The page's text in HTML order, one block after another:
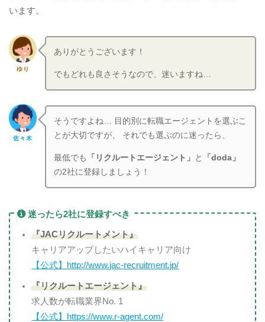
います。
ゆり
ありがとうございます！
でもどれも良さそうなので、迷いますね…
佐々木
そうですよね… 目的別に転職エージェントを選ぶこ
とが大切ですが、 それでも選ぶのに迷ったら、
最低でも 「リクルートエージェント」 と
「doda」
の2社に登録しましょう！
迷ったら2社に登録すべき
『JACリクルートメント』
キャリアアップしたいハイキャリア向け
【公式】http://www.jac-recruitment.jp/
『リクルートエージェント』
求人数が転職業界No. 1
【公式】https://www.r-agent.com/